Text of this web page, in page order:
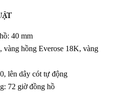
40 mm
hồng Everose 18K, vàng
lên dây cót tự động
72 giờ đồng hồ